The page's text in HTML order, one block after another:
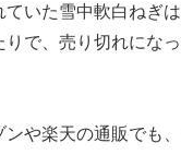
ていた雪中軟白ねぎ
りで、売り切れにな
や楽天の通販でも